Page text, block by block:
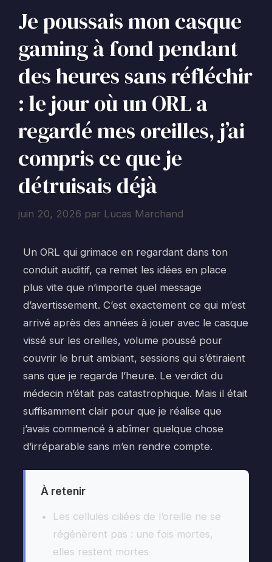
Je poussais mon casque
gaming à fond pendant
des heures sans réfléchir
: le jour où un ORL a
regardé mes oreilles, j’ai
compris ce que je
détruisais déjà
juin 20, 2026 par Lucas Marchand
Un ORL qui grimace en regardant dans ton
conduit auditif, ça remet les idées en place
plus vite que n’importe quel message
d’avertissement. C’est exactement ce qui m’est
arrivé après des années à jouer avec le casque
vissé sur les oreilles, volume poussé pour
couvrir le bruit ambiant, sessions qui s’étiraient
sans que je regarde l’heure. Le verdict du
médecin n’était pas catastrophique. Mais il était
suffisamment clair pour que je réalise que
j’avais commencé à abîmer quelque chose
d’irréparable sans m’en rendre compte.
À retenir
Les cellules ciliées de l’oreille ne se
régénèrent pas : une fois mortes,
elles restent mortes